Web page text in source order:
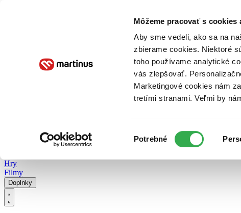
Môžeme pracovať s cookies
Aby sme vedeli, ako sa na
zbierame cookies. Niektoré
toho používame analytické
vás zlepšovať.
Marketingové cookies nám
tretími stranami. Veľmi by
súhlasu
Potrebné
Poukážky Kontakt
Hry
Filmy
Doplnky